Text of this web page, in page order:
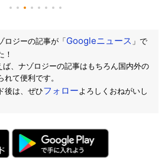
ロジーの記事が「Googleニュース 」で
！
、ナゾロジーの記事はもちろん国内外の
て便利です。
後は、ぜひフォローよろしくおねがいし